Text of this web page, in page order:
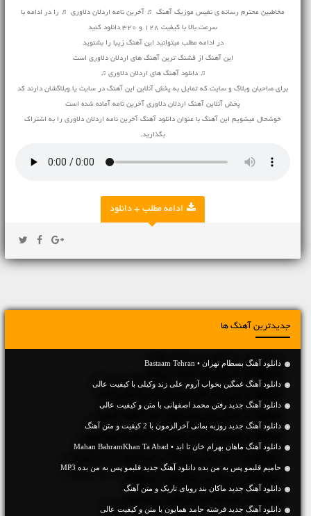
مخاطبین محترم رسانه ی نفیس موزیک آهنگ ♬ آخرین نامه اردلان دلاوری ♬ را در ادامه با
سرعت بالا با کیفیت 128 و 320 دانلود کنید
در ادامه مطلب میتوانید این آهنگ زیبا را بشنوید
این آهنگ از قشنگ ترین آهنگ های اردلان دلاوری است
♫ دانلود آهنگ های اردلان دلاوری ♫
برای صاحبان وبلاگ و سایت که تمایل به پخش آنلاین این آهنگ در سایت یا وبلاگشان دارند کد
پخش آنلاین آهنگ اردلان دلاوری آخرین نامه آماده شده است
خوشحال میشویم این آهنگ با عنوان دانلود آهنگ آخرین نامه اردلان دلاوری را به اشتراک
بگذارید.
ادامه مطلب + دانلود
جدیدترین آهنگ ها
دانلود آهنگ بسطام تهران • Bastaam Tehran
دانلود آهنگ غمگین بخواب آروم علی زند وکیلی با کیفیت عالی
دانلود آهنگ جديد رفتن محمد اصفهانی با متن و کیفیت عالی
دانلود آهنگ جديد روزبه بمانی آخرالزمون با 2 کیفیت و متن آهنگ
دانلود آهنگ ماهان بهرام خان تا ابد • Mahan BahramKhan Ta Abad
حامیم قلبمو پس به من بده دانلود آهنگ جدید قلبمو پس به من بده MP3
دانلود آهنگ جديد ماکان بند رویای تاریک و متن آهنگ
دانلود آهنگ جديد فرشته حامد همایون با متن و کیفیت عالی